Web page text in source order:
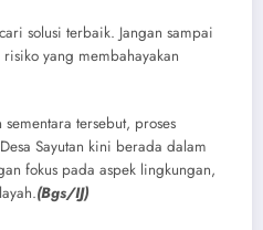
solusi terbaik. Jangan sampai
yang membahayakan
tersebut, proses
Sayutan kini berada dalam
fokus pada aspek lingkungan,
(Bgs/IJ)